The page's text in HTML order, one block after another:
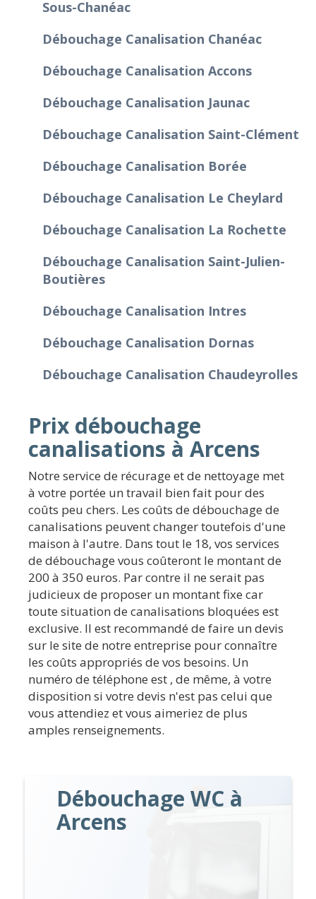
Sous-Chanéac
Débouchage Canalisation Chanéac
Débouchage Canalisation Accons
Débouchage Canalisation Jaunac
Débouchage Canalisation Saint-Clément
Débouchage Canalisation Borée
Débouchage Canalisation Le Cheylard
Débouchage Canalisation La Rochette
Débouchage Canalisation Saint-Julien-
Boutières
Débouchage Canalisation Intres
Débouchage Canalisation Dornas
Débouchage Canalisation Chaudeyrolles
Prix débouchage
canalisations à Arcens
Notre service de récurage et de nettoyage met
à votre portée un travail bien fait pour des
coûts peu chers. Les coûts de débouchage de
canalisations peuvent changer toutefois d'une
maison à l'autre. Dans tout le 18, vos services
de débouchage vous coûteront le montant de
200 à 350 euros. Par contre il ne serait pas
judicieux de proposer un montant fixe car
toute situation de canalisations bloquées est
exclusive. Il est recommandé de faire un devis
sur le site de notre entreprise pour connaître
les coûts appropriés de vos besoins. Un
numéro de téléphone est , de même, à votre
disposition si votre devis n'est pas celui que
vous attendiez et vous aimeriez de plus
amples renseignements.
Débouchage WC à
Arcens